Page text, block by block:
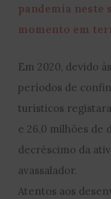
pandemia neste
momento em
Em 2020, devido
períodos de
turísticos
e 26,0 milhões de
decréscimo da
avassalador.
Atentos aos